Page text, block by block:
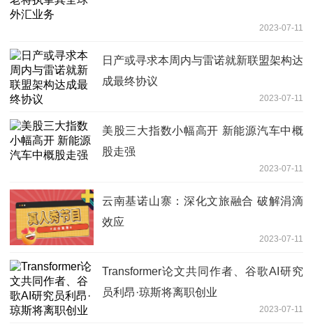
2023-07-11
日产或寻求本周内与雷诺就新联盟架构达
成最终协议
2023-07-11
美股三大指数小幅高开 新能源汽车中概
股走强
2023-07-11
云南基诺山寨：深化文旅融合 破解涓滴
效应
2023-07-11
Transformer论文共同作者、谷歌AI研究
员利昂·琼斯将离职创业
2023-07-11